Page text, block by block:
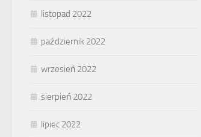
listopad 2022
październik 2022
wrzesień 2022
sierpień 2022
lipiec 2022